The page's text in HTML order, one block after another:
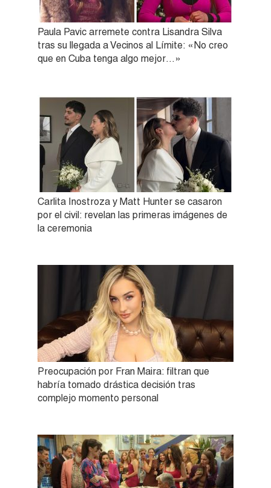
Paula Pavic arremete contra Lisandra Silva
tras su llegada a Vecinos al Límite: «No creo
que en Cuba tenga algo mejor…»
Carlita Inostroza y Matt Hunter se casaron
por el civil: revelan las primeras imágenes de
la ceremonia
Preocupación por Fran Maira: filtran que
habría tomado drástica decisión tras
complejo momento personal